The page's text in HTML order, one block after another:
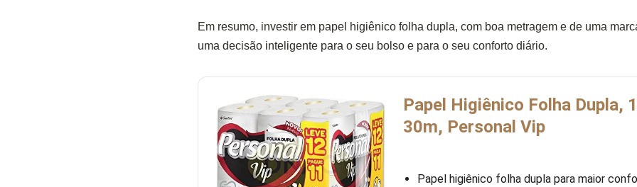
Em resumo, investir em papel higiênico folha dupla, com boa metragem e de uma
uma decisão inteligente para o seu bolso e para o seu conforto diário.
Papel Higiênico Folha Dupla,
30m, Personal Vip
Papel higiênico folha dupla para maior